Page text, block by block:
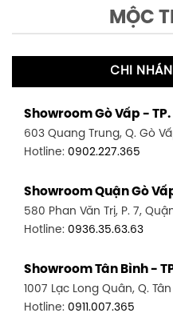
MỘC
CHI
Showroom Gò Vấp - TP.
603 Quang Trung, Q. Gò
Hotline: 0902.227.365
Showroom Quận Gò
580 Phan Văn Trị, P. 7,
Hotline: 0936.35.63.63
Showroom Tân Bình -
1007 Lạc Long Quân, Q. Tân
Hotline: 0911.007.365